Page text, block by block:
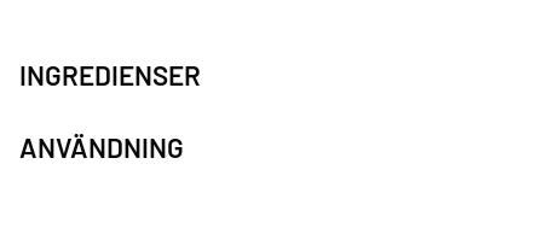
INGREDIENSER
ANVÄNDNING